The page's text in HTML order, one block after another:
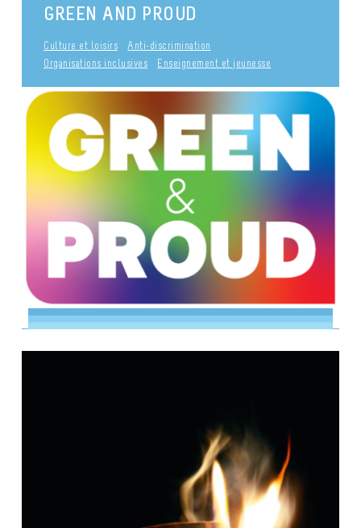
GREEN AND PROUD
Culture et loisirs
Anti-discrimination
Organisations inclusives
Enseignement et jeunesse